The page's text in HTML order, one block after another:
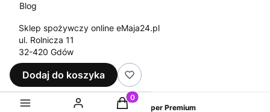
Blog
Sklep spożywczy online eMaja24.pl
ul. Rolnicza 11
32-420 Gdów
Tel.+48 573 330 911
e-mail:sklep@emaja24.pl
Sklep internetowy Shoper Premium
Dodaj do koszyka
Produkty w koszyku: 0. Zobacz